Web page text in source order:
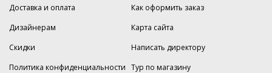
Доставка и оплата
Дизайнерам
Скидки
Политика конфиденциальности
Как оформить заказ
Карта сайта
Написать директору
Тур по магазину